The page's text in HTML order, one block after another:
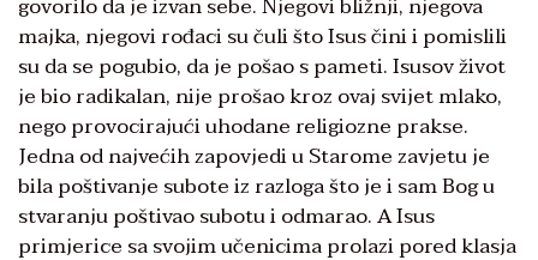
majka, njegovi rođaci su čuli što Isus čini i pomislili
su da se pogubio, da je pošao s pameti. Isusov život
je bio radikalan, nije prošao kroz ovaj svijet mlako,
nego provocirajući uhodane religiozne prakse.
Jedna od najvećih zapovjedi u Starome zavjetu je
bila poštivanje subote iz razloga što je i sam Bog u
stvaranju poštivao subotu i odmarao. A Isus
primjerice sa svojim učenicima prolazi pored klasja